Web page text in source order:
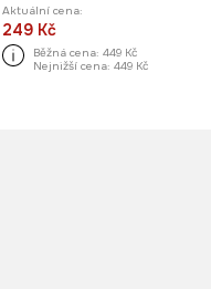
Aktuální cena:
249 Kč
Běžná cena: 449 Kč
Nejnižší cena: 449 Kč